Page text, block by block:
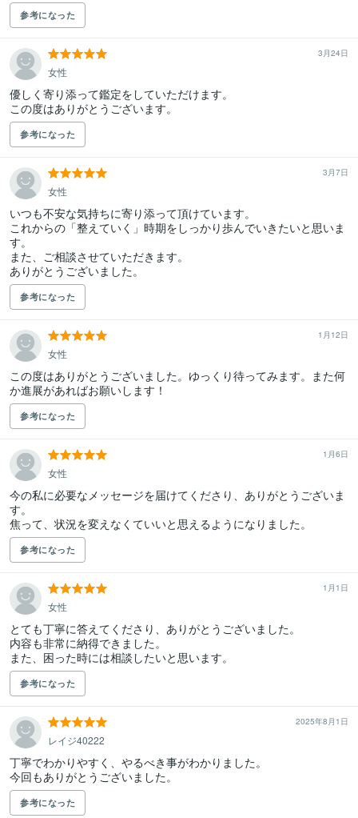
参考になった
3月24日
女性
優しく寄り添って鑑定をしていただけます。
この度はありがとうございます。
参考になった
3月7日
女性
いつも不安な気持ちに寄り添って頂けています。
これからの「整えていく」時期をしっかり歩んでいきたいと思いま
す。
また、ご相談させていただきます。
ありがとうございました。
参考になった
1月12日
女性
この度はありがとうございました。ゆっくり待ってみます。また何
か進展があればお願いします！
参考になった
1月6日
女性
今の私に必要なメッセージを届けてくださり、ありがとうございま
す。
焦って、状況を変えなくていいと思えるようになりました。
参考になった
1月1日
女性
とても丁寧に答えてくださり、ありがとうございました。
内容も非常に納得できました。
また、困った時には相談したいと思います。
参考になった
2025年8月1日
レイジ40222
丁寧でわかりやすく、やるべき事がわかりました。
今回もありがとうございました。
参考になった